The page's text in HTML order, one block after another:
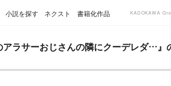
小説を探す ネクスト 書籍化作品 KADOKAWA
ラサーおじさんの隣にクーデレダ…』